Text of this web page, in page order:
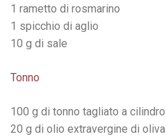
1 rametto di rosmarino
1 spicchio di aglio
10 g di sale
Tonno
100 g di tonno tagliato a cilindro
20 g di olio extravergine di oliva